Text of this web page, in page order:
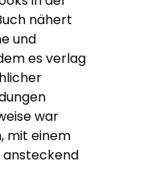
nähert
und
es verlag
war
mit einem
ansteckend